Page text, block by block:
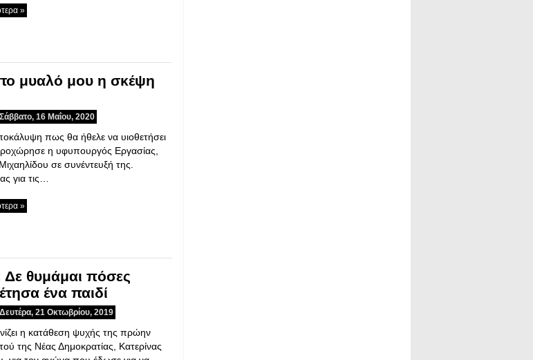
»
μυαλό μου η σκέψη
16 Μαΐου, 2020
πως θα ήθελε να υιοθετήσει
η υφυπουργός Εργασίας,
σε συνέντευξή της.
για τις…
»
Δε θυμάμαι πόσες
ένα παιδί
21 Οκτωβρίου, 2019
η κατάθεση ψυχής της πρώην
της Νέας Δημοκρατίας, Κατερίνας